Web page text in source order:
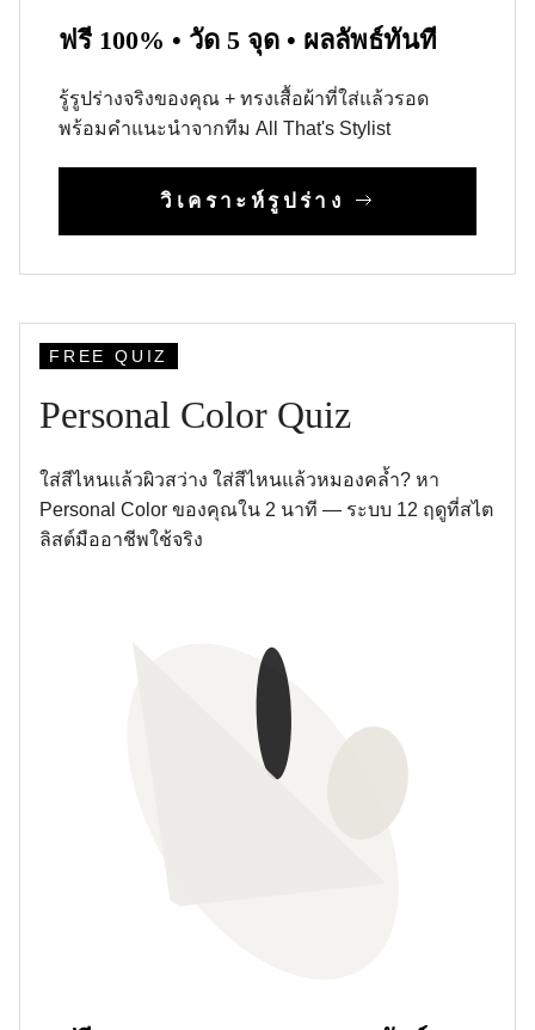
ฟรี 100% • วัด 5 จุด • ผลลัพธ์ทันที
รู้รูปร่างจริงของคุณ + ทรงเสื้อผ้าที่ใส่แล้วรอด
พร้อมคำแนะนำจากทีม All That's Stylist
วิเคราะห์รูปร่าง
FREE QUIZ
Personal Color Quiz
ใส่สีไหนแล้วผิวสว่าง ใส่สีไหนแล้วหมองคล้ำ? หา
Personal Color ของคุณใน 2 นาที — ระบบ 12 ฤดูที่สไต
ลิสต์มืออาชีพใช้จริง